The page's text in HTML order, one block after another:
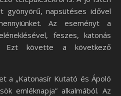
gyönyörű, napsütéses idővel
Az eseményt a
feszes, katonás
Ezt követte a következő
a „Katonasír Kutató és Ápoló
emléknapja” alkalmából. Az